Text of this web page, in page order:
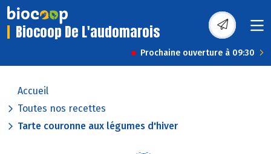
Biocoop De L'audomarois
Prochaine ouverture à 09:30
Accueil
Toutes nos recettes
Tarte couronne aux légumes d'hiver